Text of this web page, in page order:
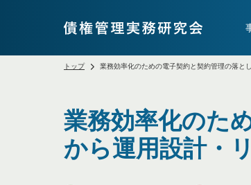
トップ 業務効率化のための電子契約と契約管理の落
業務効率化のた
から運用設計・